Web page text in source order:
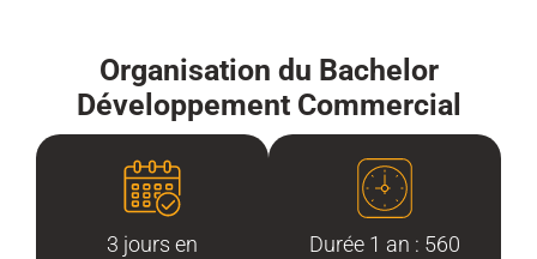
Organisation du Bachelor
Développement Commercial
3 jours en
Durée 1 an : 560